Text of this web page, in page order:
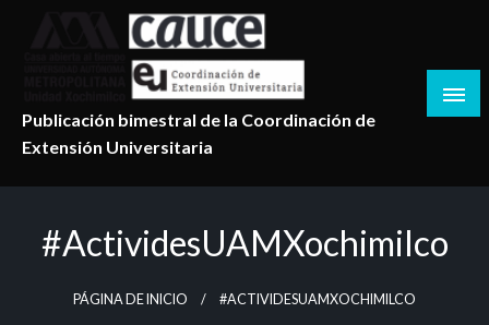
Publicación bimestral de la Coordinación de
Extensión Universitaria
#actividesUAMXochimilco
PÁGINA DE INICIO #ACTIVIDESUAMXOCHIMILCO